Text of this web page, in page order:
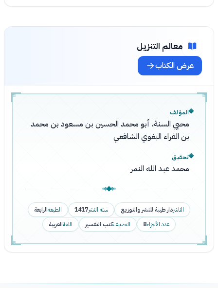
معالم التنزيل
عرض الكتاب
المؤلف
محيي السنة، أبو محمد الحسين بن مسعود بن محمد
بن الفراء البغوي الشافعي
تحقيق
محمد عبد الله النمر
الناشردار طيبة للنشر والتوزيع سنة النشر1417 الطبعةالرابعة
عدد الأجزاء8 التصنيفكتب التفسير اللغةالعربية